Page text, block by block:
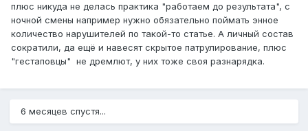
плюс никуда не делась практика "работаем до результата", с
ночной смены например нужно обязательно поймать энное
количество нарушителей по такой-то статье. А личный состав
сократили, да ещё и навесят скрытое патрулирование, плюс
"гестаповцы" не дремлют, у них тоже своя разнарядка.
6 месяцев спустя...